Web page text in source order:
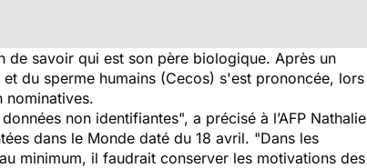
de savoir qui est son père biologique. Après un
du sperme humains (Cecos) s'est prononcée, lors
nominatives.
non identifiantes", a précisé à l’AFP Nathalie
dans le Monde daté du 18 avril. "Dans les
minimum, il faudrait conserver les motivations des